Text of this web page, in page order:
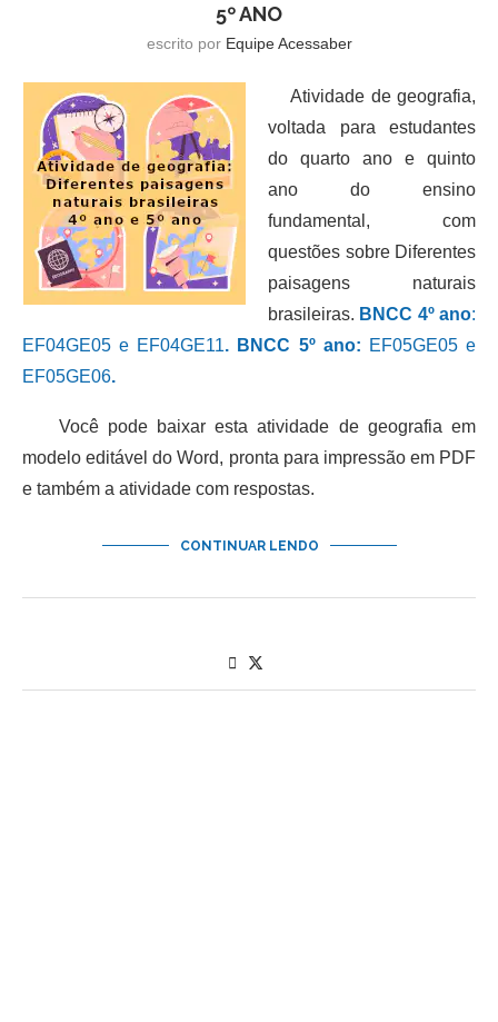
5º ANO
escrito por Equipe Acessaber
Atividade de geografia,
voltada para estudantes
do quarto ano e quinto
ano do ensino
fundamental, com
questões sobre Diferentes
paisagens naturais
brasileiras. BNCC 4º ano:
EF04GE05 e EF04GE11. BNCC 5º ano: EF05GE05 e
EF05GE06.
Você pode baixar esta atividade de geografia em
modelo editável do Word, pronta para impressão em PDF
e também a atividade com respostas.
CONTINUAR LENDO